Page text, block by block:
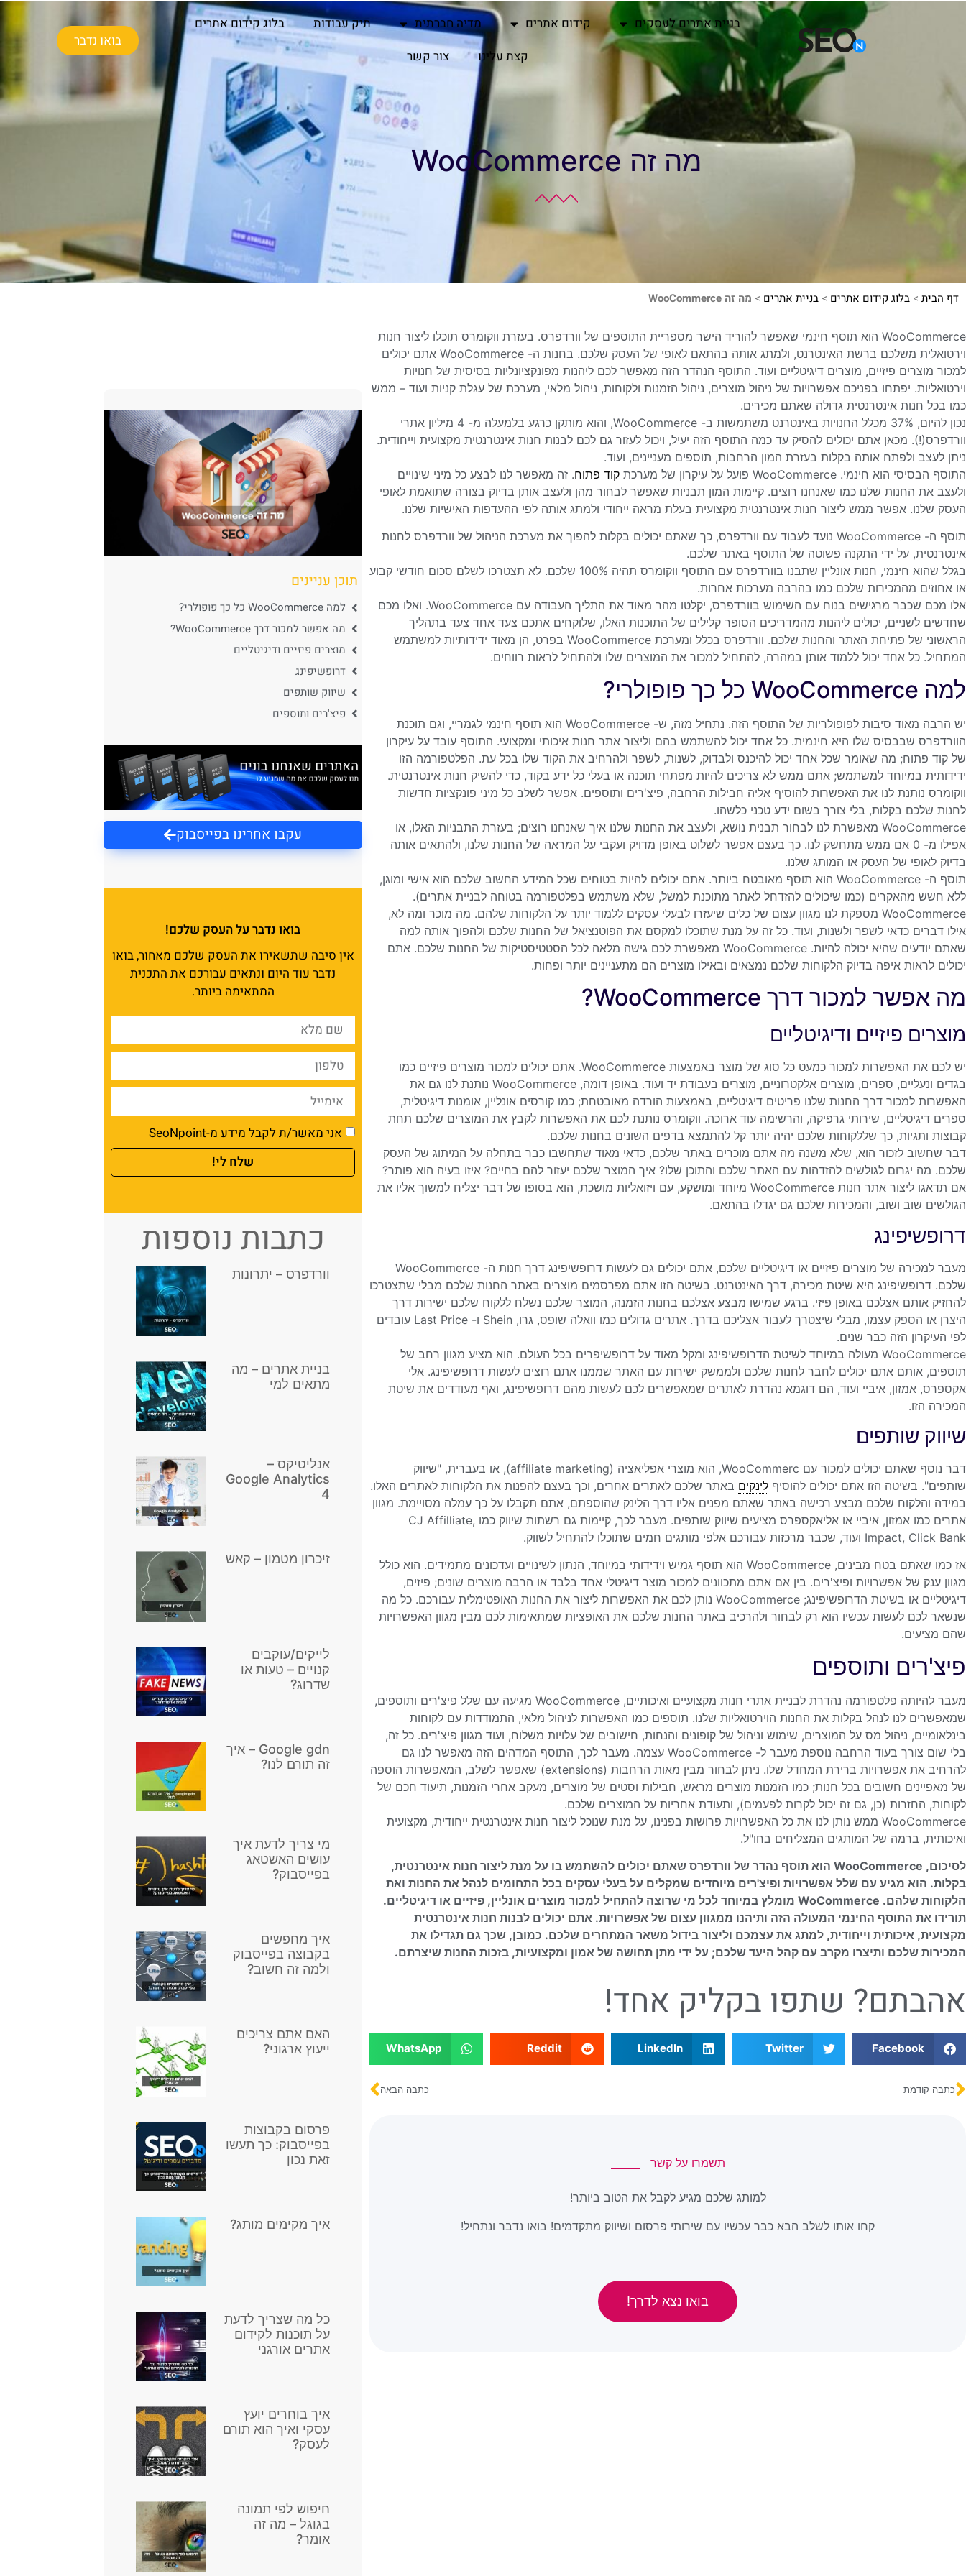
בניית אתרים לעסקים קידום אתרים מדיה חברתית תיק עבודות
בלוג קידום אתרים
קצת עלינו
צור קשר
בואו נדבר
מה זה WooCommerce
דף הבית > בלוג קידום אתרים > בניית אתרים > מה זה WooCommerce
WooCommerce הוא תוסף חינמי שאפשר להוריד הישר מספריית התוספים של וורדפרס. בעזרת ווקומרס תוכלו ליצור חנות
וירטואלית משלכם ברשת האינטרנט, ולמתג אותה בהתאם לאופי של העסק שלכם. בחנות ה- WooCommerce אתם יכולים
למכור מוצרים פיזיים, מוצרים דיגיטליים ועוד. התוסף הנהדר הזה מאפשר לכם ליהנות מפונקציונליות בסיסית של חנויות
וירטואליות. יפתחו בפניכם אפשרויות של ניהול מוצרים, ניהול הזמנות ולקוחות, ניהול מלאי, מערכת של עגלת קניות ועוד – ממש
כמו בכל חנות אינטרנטית גדולה שאתם מכירים.
נכון להיום, 37% מכלל החנויות באינטרנט משתמשות ב- WooCommerce, והוא מותקן כרגע בלמעלה מ- 4 מיליון אתרי
וורדפרס(!). מכאן אתם יכולים להסיק עד כמה התוסף הזה יעיל, ויכול לעזור גם לכם לבנות חנות אינטרנטית מקצועית וייחודית.
ניתן לעצב ולפתח אותה בקלות בעזרת המון הרחבות, תוספים מעניינים, ועוד.
התוסף הבסיסי הוא חינמי. WooCommerce פועל על עיקרון של מערכת
קוד פתוח. זה מאפשר לנו לבצע כל מיני שינויים
ולעצב את החנות שלנו כמו שאנחנו רוצים. קיימות המון תבניות שאפשר לבחור מהן ולעצב אותן בדיוק בצורה שתואמת לאופי
העסק שלנו. אפשר ממש ליצור חנות אינטרנטית מקצועית בעלת מראה ייחודי ולמתג אותה לפי ההעדפות האישיות שלנו.
תוסף ה- WooCommerce נועד לעבוד עם וורדפרס, כך שאתם יכולים בקלות להפוך את מערכת הניהול של וורדפרס לחנות
אינטרנטית, על ידי התקנה פשוטה של התוסף באתר שלכם.
בגלל שהוא חינמי, חנות אונליין שתבנו בוורדפרס עם התוסף ווקומרס תהיה 100% שלכם. לא תצטרכו לשלם סכום חודשי קבוע
או אחוזים מהמכירות שלכם כמו בהרבה מערכות אחרות.
אלו מכם שכבר מרגישים בנוח עם השימוש בוורדפרס, יקלטו מהר מאוד את התליך העבודה עם WooCommerce. ואלו מכם
שחדשים לשניים, יכולים ליהנות מהמדריכים הסופר קלילים של התוכנות האלו, שלוקחים אתכם צעד אחד צעד בתהליך
הראשוני של פתיחת האתר והחנות שלכם. וורדפרס בכלל ומערכת WooCommerce בפרט, הן מאוד ידידותיות למשתמש
המתחיל. כל אחד יכול ללמוד אותן במהרה, להתחיל למכור את המוצרים שלו ולהתחיל לראות רווחים.
למה WooCommerce כל כך פופולרי?
יש הרבה מאוד סיבות לפופולריות של התוסף הזה. נתחיל מזה, ש- WooCommerce הוא תוסף חינמי לגמריי, וגם תוכנת
הוורדפרס שבבסיס שלו היא חינמית. כל אחד יכול להשתמש בהם וליצור אתר חנות איכותי ומקצועי. התוסף עובד על עיקרון
של קוד פתוח; מה שאומר שכל אחד יכול להיכנס ולבדוק, לשנות, לשפר ולהרחיב את הקוד שלו בכל עת. הפלטפורמה הזו
ידידותית במיוחד למשתמש; אתם ממש לא צריכים להיות מפתחי תוכנה או בעלי כל ידע בקוד, כדי להשיק חנות אינטרנטית.
ווקומרס נותנת לנו את האפשרות להוסיף אליה חבילות הרחבה, פיצ'רים ותוספים. אפשר לשלב כל מיני פונקציות חדשות
לחנות שלכם בקלות, בלי צורך בשום ידע טכני כלשהו.
WooCommerce מאפשרת לנו לבחור תבנית נושא, ולעצב את החנות שלנו איך שאנחנו רוצים; בעזרת התבניות האלו, או
אפילו מ- 0 אם ממש מתחשק לנו. כך בעצם אפשר לשלוט באופן מדויק ועקבי על המראה של החנות שלנו, ולהתאים אותה
בדיוק לאופי של העסק או המותג שלנו.
תוסף ה- WooCommerce הוא תוסף מאובטח ביותר. אתם יכולים להיות בטוחים שכל המידע החשוב שלכם הוא אישי ומוגן,
ללא חשש מהאקרים (כמו שיכולים להזדחל לאתר מתוכנת למשל, שלא משתמש בפלטפורמה בטוחה לבניית אתרים).
WooCommerce מספקת לנו מגוון עצום של כלים שיעזרו לבעלי עסקים ללמוד יותר על הלקוחות שלהם. מה מוכר ומה לא,
אילו דברים כדאי לשפר ולשנות, ועוד. כל זה על מנת שתוכלו למקסם את הפוטנציאל של החנות שלכם ולהפוך אותה למה
שאתם יודעים שהיא יכולה להיות. WooCommerce מאפשרת לכם גישה מלאה לכל הסטטיסטיקות של החנות שלכם. אתם
יכולים לראות איפה בדיוק הלקוחות שלכם נמצאים ובאילו מוצרים הם מתעניינים יותר ופחות.
מה אפשר למכור דרך WooCommerce?
מוצרים פיזיים ודיגיטליים
יש לכם את האפשרות למכור כמעט כל סוג של מוצר באמצעות WooCommerce. אתם יכולים למכור מוצרים פיזיים כמו
בגדים ונעליים, ספרים, מוצרים אלקטרוניים, מוצרים בעבודת יד ועוד. באופן דומה, WooCommerce נותנת לנו גם את
האפשרות למכור דרך החנות שלנו פריטים דיגיטליים, באמצעות הורדה מאובטחת; כמו קורסים אונליין, אומנות דיגיטלית,
ספרים דיגיטליים, שירותי גרפיקה, והרשימה עוד ארוכה. ווקומרס נותנת לכם את האפשרות לקבץ את המוצרים שלכם תחת
קבוצות ותגיות, כך שללקוחות שלכם יהיה יותר קל להתמצא בדפים השונים בחנות שלכם.
דבר שחשוב לזכור הוא, שלא משנה מה אתם מוכרים באתר שלכם, כדאי מאוד שתחשבו כבר בתחלה על המיתוג של העסק
שלכם. מה יגרום לגולשים להזדהות עם האתר שלכם והתוכן שלו? איך המוצר שלכם יעזור להם בחיים? איזו בעיה הוא פותר?
אם תדאגו ליצור אתר חנות WooCommerce מיוחד ומושקע, עם ויזואליות מושכת, הוא בסופו של דבר יצליח למשוך אליו את
הגולשים שוב ושוב, והמכירות שלכם גם יגדלו בהתאם.
דרופשיפינג
מעבר למכירה של מוצרים פיזיים או דיגיטליים שלכם, אתם יכולים גם לעשות דרופשיפינג דרך חנות ה- WooCommerce
שלכם. דרופשיפינג היא שיטת מכירה, דרך האינטרנט. בשיטה הזו אתם מפרסמים מוצרים באתר החנות שלכם מבלי שתצטרכו
להחזיק אותם אצלכם באופן פיזי. ברגע שמישו מבצע אצלכם בחנות הזמנה, המוצר שלכם נשלח ללקוח שלכם ישירות דרך
היצרן או הספק עצמו, מבלי שיצטרך לעבור אצליכם בדרך. אתרים גדולים כמו וואלה שופס, גרו, Shein ו- Last Price עובדים
לפי העיקרון הזה כבר שנים.
WooCommerce מעולה במיוחד לשיטת הדרופשיפינג ומקל מאוד על דרופשיפרים בכל העולם. הוא מציע מגוון רחב של
תוספים, אותם אתם יכולים לחבר לחנות שלכם ולממשק ישירות עם האתר שממנו אתם רוצים לעשות דרופשיפינג. אלי
אקספרס, אמזון, איביי ועוד, הם דוגמא נהדרת לאתרים שמאפשרים לכם לעשות מהם דרופשיפינג, ואף מעודדים את שיטת
המכירה הזו.
שיווק שותפים
דבר נוסף שאתם יכולים למכור עם WooCommerc, הוא מוצרי אפליאציה (affiliate marketing), או בעברית, "שיווק
שותפים". בשיטה הזו אתם יכולים להוסיף לינקים באתר שלכם לאתרים אחרים, וכך בעצם להפנות את הלקוחות לאתרים האלו.
במידה והלקוח שלכם מבצע רכישה באתר שאתם מפנים אליו דרך הלינק שהוספתם, אתם תקבלו על כך עמלה מסויימת. מגוון
אתרים כמו אמזון, איביי או אליאקספרס מציעים שיווק שותפים. מעבר לכך, קיימות גם רשתות שיווק כמו CJ Affilliate,
Impact, Click Bank ועוד, שכבר מרכזות עבורכם אלפי מותגים חמים שתוכלו להתחיל לשווק.
אז כמו שאתם בטח מבינים, WooCommerce הוא תוסף גמיש וידידותי במיוחד, הנתון לשינויים ועדכונים מתמידים. הוא כולל
מגוון ענק של אפשרויות ופיצ'רים. בין אם אתם מתכוונים למכור מוצר דיגיטלי אחד בלבד או הרבה מוצרים שונים; פיזים,
דיגיטליים או בשיטת הדרופשיפינג; WooCommerce נותן לכם את האפשרות ליצור את החנות האופטימלית עבורכם. כל מה
שנשאר לכם לעשות עכשיו הוא רק לבחור ולהרכיב באתר החנות שלכם את האופציות שמתאימות לכם מבין מגוון האפשרויות
שהם מציעים.
פיצ'רים ותוספים
מעבר להיותה פלטפורמה נהדרת לבניית אתרי חנות מקצועיים ואיכותיים, WooCommerce מגיעה עם שלל פיצ'רים ותוספים,
שמאפשרים לנו לנהל בקלות את החנות הוירטואליות שלנו. תוספים כמו האפשרות לניהול מלאי, התמודדות עם לקוחות
בינלאומיים, ניהול מס על המוצרים, שימוש וניהול של קופונים והנחות, חישובים של עלויות משלוח, ועוד מגוון פיצ'רים. כל זה,
בלי שום צורך בעוד הרחבה נוספת מעבר ל- WooCommerce עצמה. מעבר לכך, התוסף המדהים הזה מאפשר לנו גם
להרחיב את אפשרויות ברירת המחדל שלו. ניתן לבחור מבין מאות הרחבות (extensions) שאפשר לשלב, המאפשרות הוספה
של מאפיינים חשובים בכל חנות; כמו הזמנות מוצרים מראש, חבילות וסטים של מוצרים, מעקב אחרי הזמנות, תיעוד חכם של
לקוחות, החזרות (כן, גם זה יכול לקרות לפעמים), ותעודת אחריות על המוצרים שלכם.
WooCommerce ממש נותן לנו את כל האפשרויות פרושות בפנינו, על מנת שנוכל ליצור חנות אינטרנטית ייחודית, מקצועית
ואיכותית, ברמה של המותגים המצליחים בחו"ל.
לסיכום, WooCommerce הוא תוסף נהדר של וורדפרס שאתם יכולים להשתמש בו על מנת ליצור חנות אינטרנטית,
בקלות. הוא מגיע עם שלל אפשרויות ופיצ'רים מיוחדים שמקלים על בעלי עסקים בכל התחומים לנהל את החנות ואת
הלקוחות שלהם. WoCommerce מומלץ במיוחד לכל מי שרוצה להתחיל למכור מוצרים אונליין, פיזיים או דיגיטליים.
תורידו את התוסף החינמי המעולה הזה ותיהנו ממגוון עצום של אפשרויות. אתם יכולים לבנות חנות אינטרנטית
מקצועית, איכותית וייחודית, למתג את עצמכם וליצור בידול משאר המתחרים שלכם. כמובן, שכך גם תגדילו את
המכירות שלכם ותיצרו מקרב עם קהל היעד שלכם; על ידי מתן תחושה של אמון ומקצועיות, בזכות החנות שיצרתם.
אהבתם? שתפו בקליק אחד!
Facebook
Twitter
LinkedIn
Reddit
WhatsApp
כתבה קודמת כתבה הבאה
תשמרו על קשר
למותג שלכם מגיע לקבל את הטוב ביותר!
קחו אותו לשלב הבא כבר עכשיו עם שירותי פרסום ושיווק מתקדמים! בואו נדבר ונתחיל!
בואו נצא לדרך!
תוכן עניינים
למה WooCommerce כל כך פופולרי?
מה אפשר למכור דרך WooCommerce?
מוצרים פיזיים ודיגיטליים
דרופשיפינג
שיווק שותפים
פיצ'רים ותוספים
עקבו אחרינו בפייסבוק
בואו נדבר על העסק שלכם!
אין סיבה שתשאירו את העסק שלכם מאחור, בואו
נדבר עוד היום ונתאים עבורכם את התכנית
המתאימה ביותר.
אני מאשר/ת לקבל מידע מ-SeoNpoint
שלח לי!
כתבות נוספות
וורדפרס – יתרונות
בניית אתרים – מה
מתאים למי
אנליטיקס –
Google Analytics
4
זיכרון מטמון – קאש
לייקים/עוקבים
קנויים – טעות או
שדרוג?
Google gdn – איך
זה תורם לנו?
מי צריך לדעת איך
עושים האשטאג
בפייסבוק?
איך מחפשים
בקבוצה בפייסבוק
ולמה זה חשוב?
האם אתם צריכים
ייעוץ ארגוני?
פרסום בקבוצות
בפייסבוק: כך תעשו
זאת נכון
איך מקימים מותג?
כל מה שצריך לדעת
על תוכנות לקידום
אתרים אורגני
איך בוחרים יועץ
עסקי ואיך הוא תורם
לעסק?
חיפוש לפי תמונה
בגוגל – מה זה
אומר?